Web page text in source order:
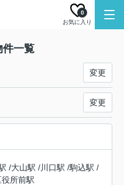
お気に入り
0
件一覧
変更
変更
/大山駅 /川口駅 /駒込駅 /
所前駅